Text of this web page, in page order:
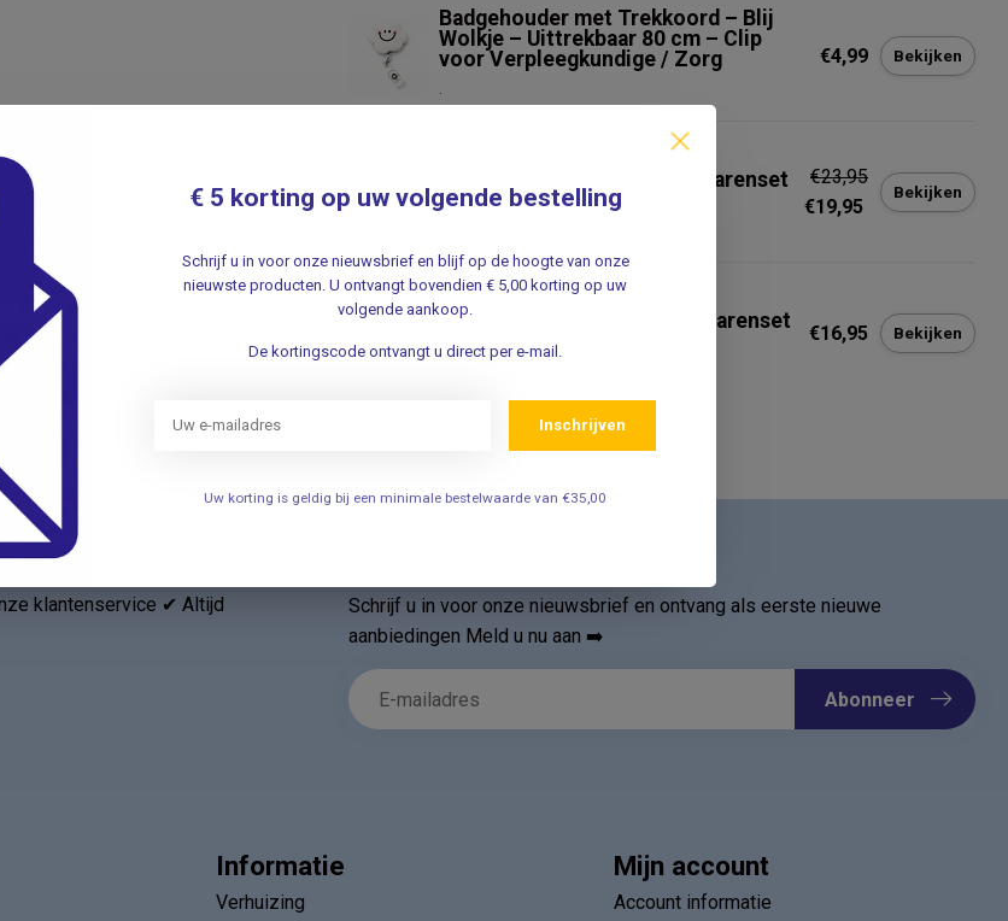
Badgehouder met Trekkoord – Blij
Wolkje – Uittrekbaar 80 cm – Clip
voor Verpleegkundige / Zorg
.
€4,99 Bekijken
Satillo Verpleegkundige scharenset
- Ouch My Organs
€23,95
€19,95
Bekijken
Satillo Verpleegkundige Scharenset
- Metallic Bronze
€16,95 Bekijken
klantenservice ✔ Altijd
Schrijf u in voor onze nieuwsbrief en ontvang als eerste nieuwe
aanbiedingen Meld u nu aan ➡️
Abonneer
Informatie
Verhuizing
Mijn account
Account informatie
€ 5 korting op uw volgende bestelling
Schrijf u in voor onze nieuwsbrief en blijf op de hoogte van onze
nieuwste producten. U ontvangt bovendien € 5,00 korting op uw
volgende aankoop.
De kortingscode ontvangt u direct per e-mail.
Inschrijven
Uw korting is geldig bij een minimale bestelwaarde van €35,00